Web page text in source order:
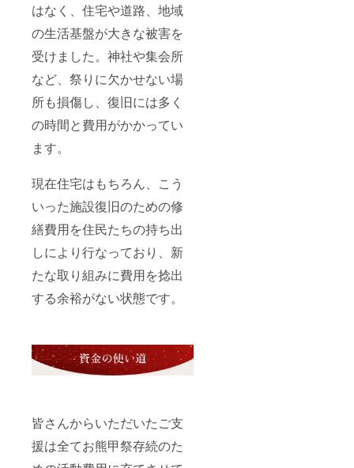
はなく、住宅や道路、地域
の生活基盤が大きな被害を
受けました。神社や集会所
など、祭りに欠かせない場
所も損傷し、復旧には多く
の時間と費用がかかってい
ます。
現在住宅はもちろん、こう
いった施設復旧のための修
繕費用を住民たちの持ち出
しにより行なっており、新
たな取り組みに費用を捻出
する余裕がない状態です。
皆さんからいただいたご支
援は全てお熊甲祭存続のた